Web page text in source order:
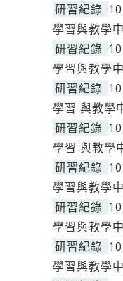
研習紀錄
學習與教學
研習紀錄
學習與教學
研習紀錄
學習 與教學
研習紀錄
學習 與教學
研習紀錄
學習與教學
研習紀錄
學習與教學
研習紀錄
學習與教學